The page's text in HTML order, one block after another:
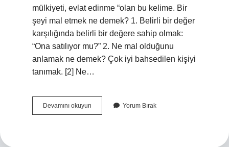
mülkiyeti, evlat edinme “olan bu kelime. Bir
şeyi mal etmek ne demek? 1. Belirli bir değer
karşılığında belirli bir değere sahip olmak:
“Ona satılıyor mu?” 2. Ne mal olduğunu
anlamak ne demek? Çok iyi bahsedilen kişiyi
tanımak. [2] Ne…
Devamını okuyun Kendine
Mal
Yorum Bırak